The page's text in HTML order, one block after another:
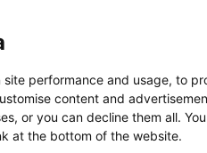
performance and usage, to
content and
or you can decline them all.
at the bottom of the website.